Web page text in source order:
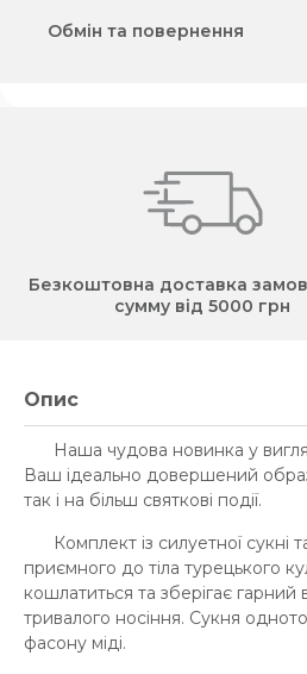
Обмін та повернення
Безкоштовна доставка
сумму від 5000 грн
Опис
Наша чудова новинка у
Ваш ідеально довершений
так і на більш святкові події.
Комплект із силуетної сукні
приємного до тіла турецького
кошлатиться та зберігає гарний
тривалого носіння. Сукня
фасону міді.